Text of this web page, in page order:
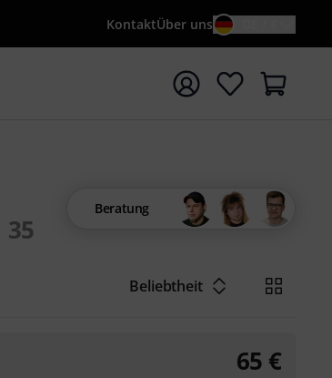
KontaktÜber uns
{searchTerm} starten
35
Beratung
Beliebtheit
65 €